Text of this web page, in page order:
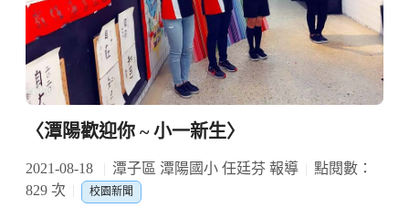
〈潭陽歡迎你 ~ 小一新生〉
2021-08-18 潭子區 潭陽國小 任廷芬 報導
點閱數：
829 次
校園新聞